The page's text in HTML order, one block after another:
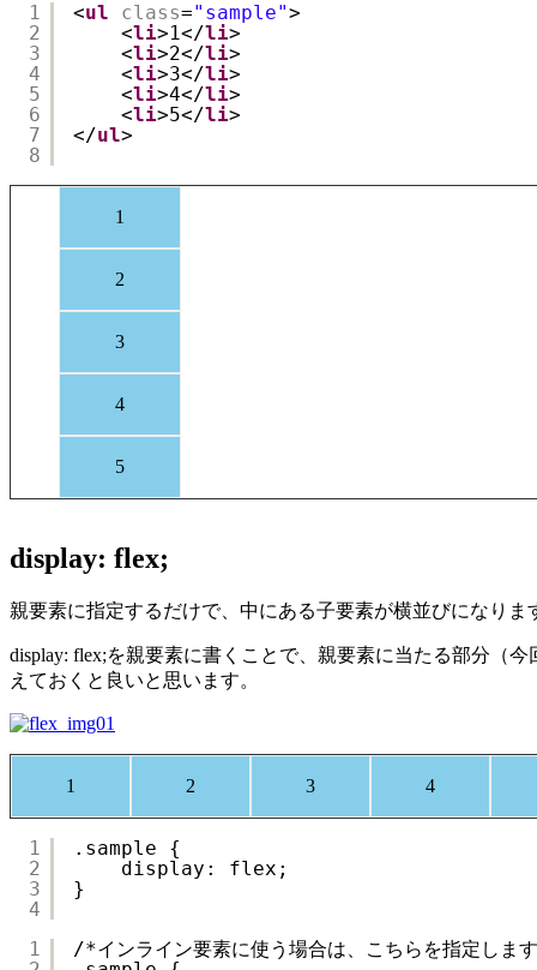
1
2
3
4
5
6
7
8
<ul class="sample">
<li>1</li>
<li>2</li>
<li>3</li>
<li>4</li>
<li>5</li>
</ul>
1
2
3
4
5
display: flex;
親要素に指定するだけで、中にある子要素が横並びになりま
display: flex;を親要素に書くことで、親要素に当たる部分（
えておくと良いと思います。
1 2 3 4
1
2
3
4
.sample {
display: flex;
}
1
/*インライン要素に使う場合は、こちらを指定しま